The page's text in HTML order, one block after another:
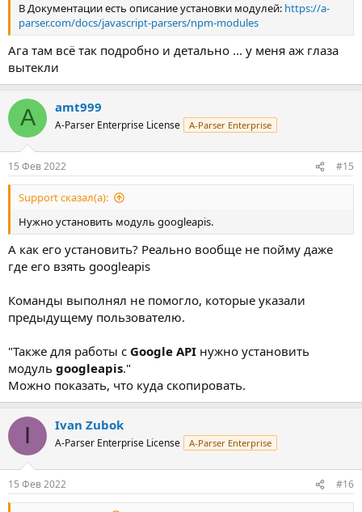
В Документации есть описание установки модулей: https://a-
parser.com/docs/javascript-parsers/npm-modules
Ага там всё так подробно и детально ... у меня аж глаза
вытекли
A amt999
A-Parser Enterprise License A-Parser Enterprise
15 Фев 2022 #15
Support сказал(а):
Нужно установить модуль googleapis.
А как его установить? Реально вообще не пойму даже
где его взять googleapis
Команды выполнял не помогло, которые указали
предыдущему пользователю.
"Также для работы с Google API нужно установить
модуль googleapis."
Можно показать, что куда скопировать.
I Ivan Zubok
A-Parser Enterprise License A-Parser Enterprise
15 Фев 2022 #16